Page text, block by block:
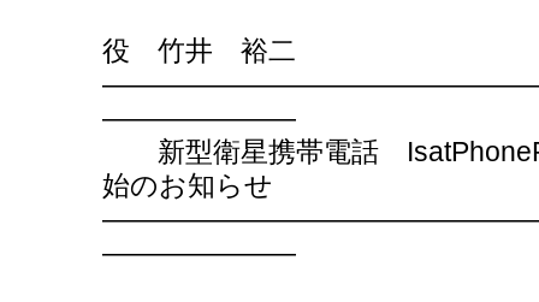
役 竹井 裕二
―――――――
新型衛星携帯電話
始のお知らせ
―――――――